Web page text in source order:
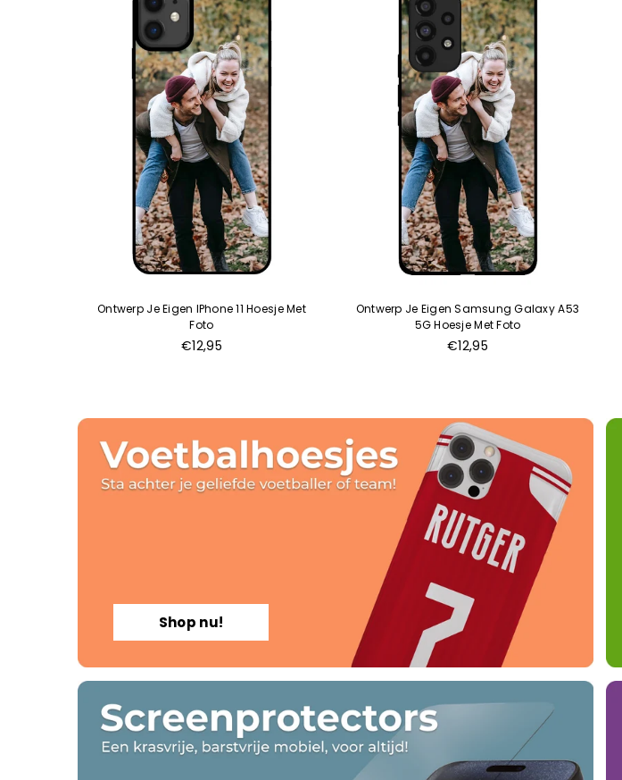
Ontwerp Je Eigen IPhone 11 Hoesje Met
Foto
€12,95
Ontwerp Je Eigen Samsung Galaxy A53
5G Hoesje Met Foto
€12,95
Shop nu!